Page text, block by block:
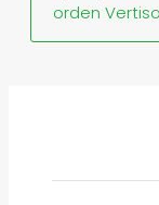
orden